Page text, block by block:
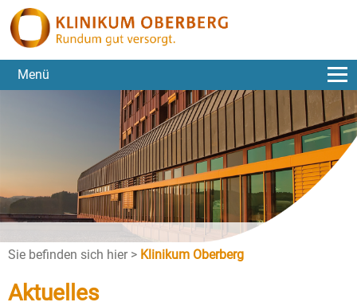
Menü
Sie befinden sich hier > Klinikum Oberberg
Aktuelles